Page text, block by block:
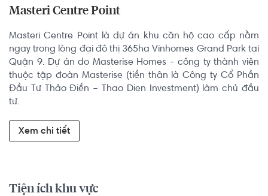
Masteri Centre Point
Masteri Centre Point là dự án khu căn hộ cao cấp nằm
ngay trong lòng đại đô thị 365ha Vinhomes Grand Park tại
Quận 9. Dự án do Masterise Homes - công ty thành viên
thuộc tập đoàn Masterise (tiền thân là Công ty Cổ Phần
Đầu Tư Thảo Điền – Thao Dien Investment) làm chủ đầu
tư.
Xem chi tiết
Tiện ích khu vực